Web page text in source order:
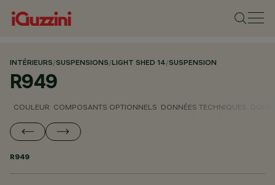
INTÉRIEURS/SUSPENSIONS/LIGHT SHED 14/SUSPENSION
R949
COULEUR COMPOSANTS OPTIONNELS DONNÉES TECHNIQUES
R949